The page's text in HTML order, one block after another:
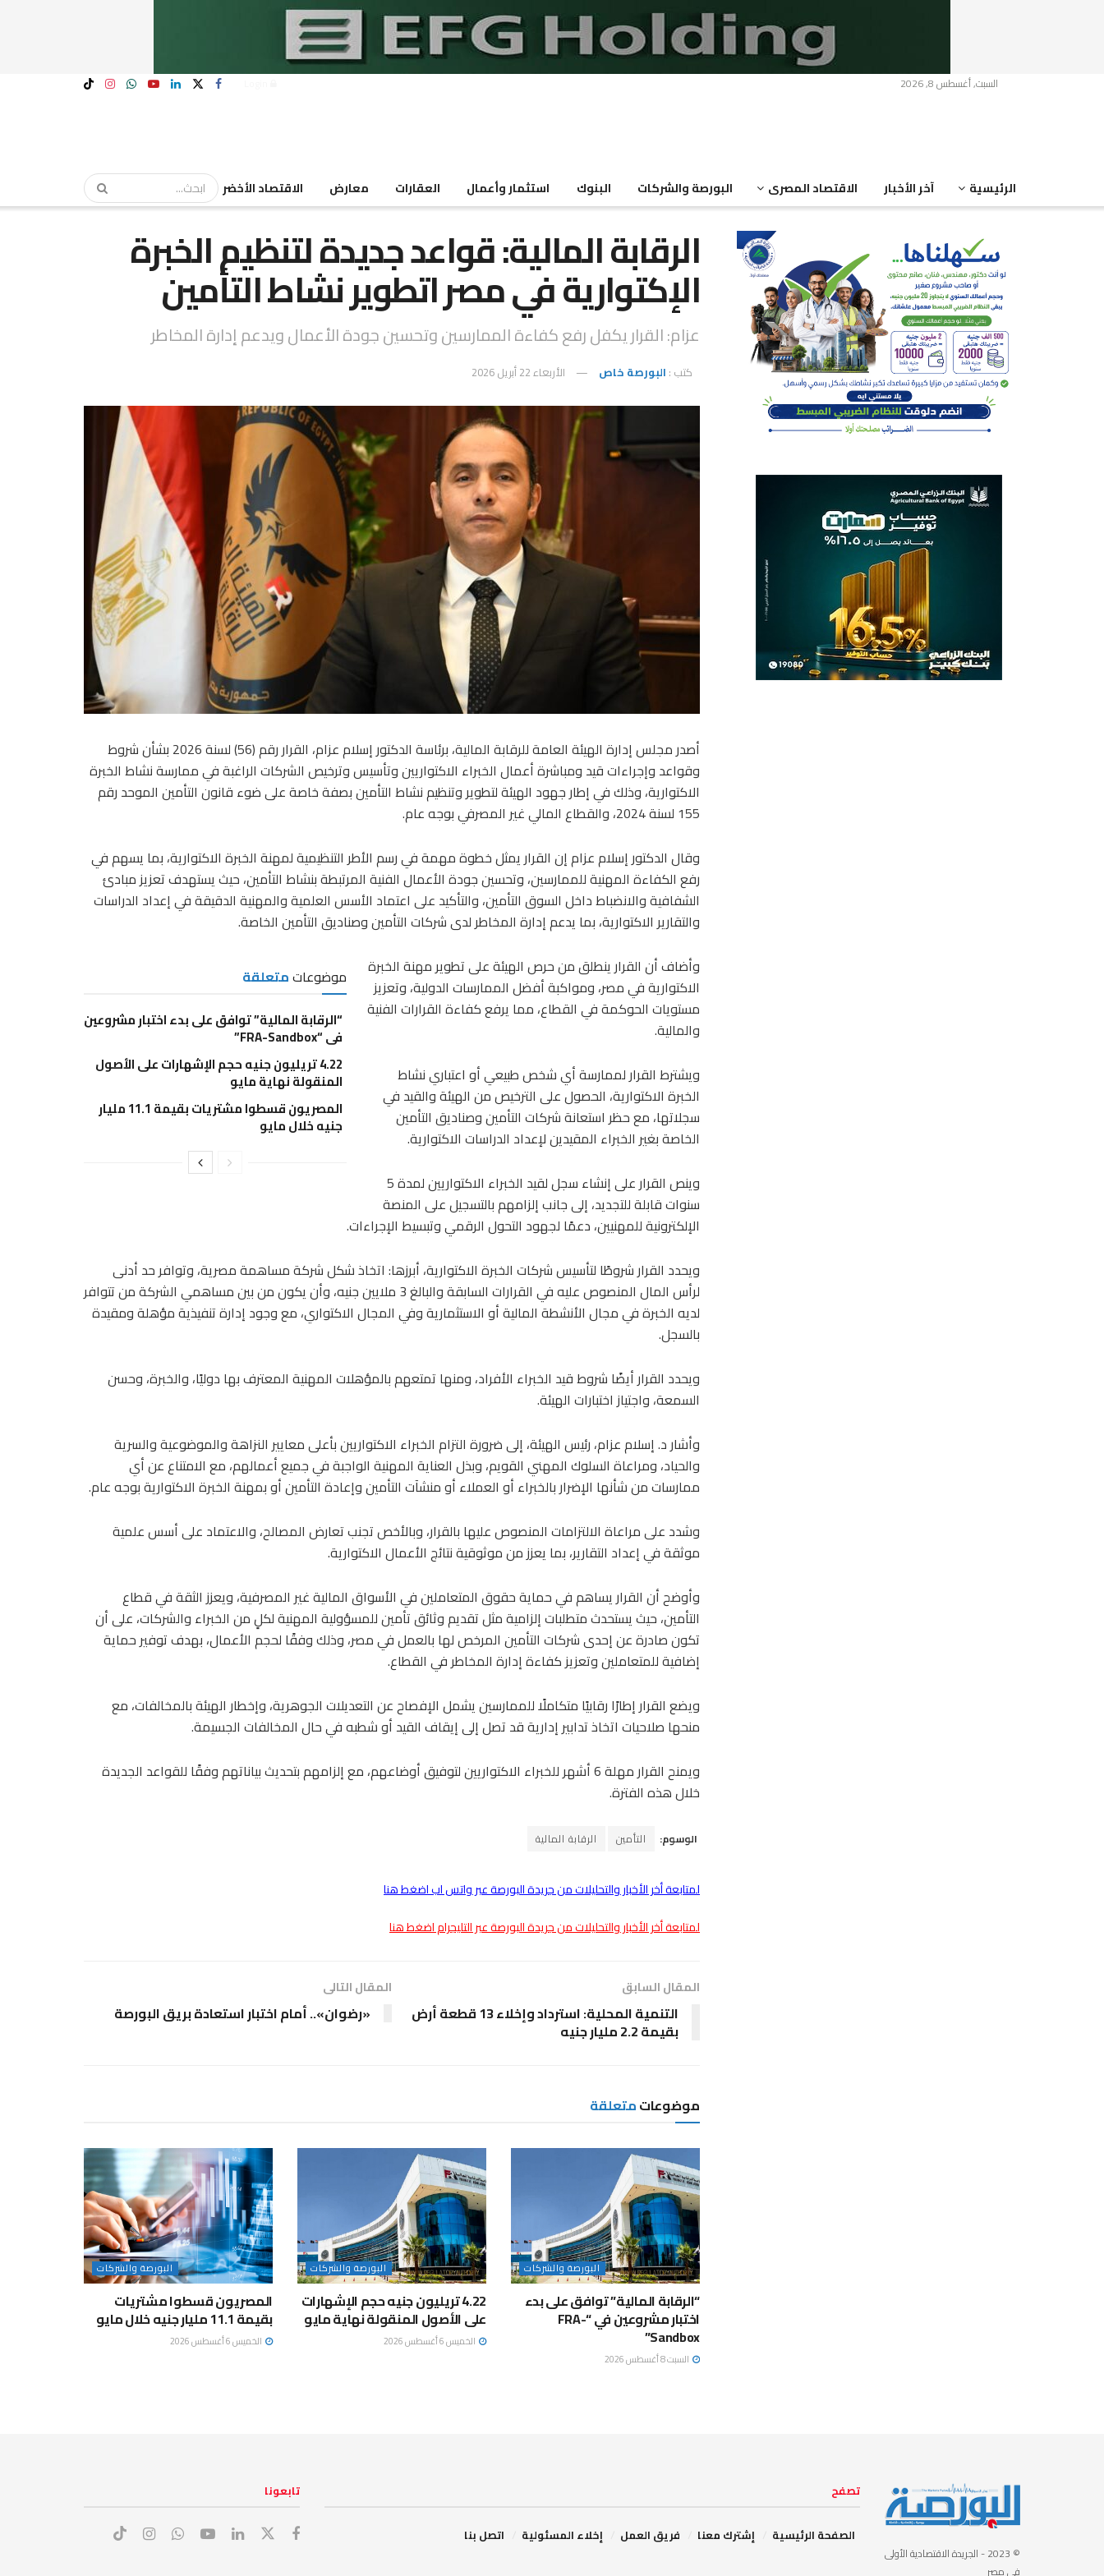
السبت, أغسطس 8, 2026
الرئيسية آخر الأخبار الاقتصاد المصرى البورصة والشركات البنوك استثمار وأعمال العقارات معارض الاقتصاد الأخضر
الرقابة المالية: قواعد جديدة لتنظيم الخبرة
الإكتوارية في مصر اتطوير نشاط التأمين
عزام: القرار يكفل رفع كفاءة الممارسين وتحسين جودة الأعمال ويدعم إدارة المخاطر
كتب : البورصة خاص الأربعاء 22 أبريل 2026
أصدر مجلس إدارة الهيئة العامة للرقابة المالية، برئاسة الدكتور إسلام عزام، القرار رقم (56) لسنة 2026 بشأن شروط
وقواعد وإجراءات قيد ومباشرة أعمال الخبراء الاكتواريين وتأسيس وترخيص الشركات الراغبة في ممارسة نشاط الخبرة
الاكتوارية، وذلك في إطار جهود الهيئة لتطوير وتنظيم نشاط التأمين بصفة خاصة على ضوء قانون التأمين الموحد رقم
155 لسنة 2024، والقطاع المالي غير المصرفي بوجه عام.
وقال الدكتور إسلام عزام إن القرار يمثل خطوة مهمة في رسم الأطر التنظيمية لمهنة الخبرة الاكتوارية، بما يسهم في
رفع الكفاءة المهنية للممارسين، وتحسين جودة الأعمال الفنية المرتبطة بنشاط التأمين، حيث يستهدف تعزيز مبادئ
الشفافية والانضباط داخل السوق التأمين، والتأكيد على اعتماد الأسس العلمية والمهنية الدقيقة في إعداد الدراسات
والتقارير الاكتوارية، بما يدعم إدارة المخاطر لدى شركات التأمين وصناديق التأمين الخاصة.
موضوعاتمتعلقة
“الرقابة المالية” توافق على بدء اختبار مشروعين
في “FRA-Sandbox”
4.22 تريليون جنيه حجم الإشهارات على الأصول
المنقولة نهاية مايو
المصريون قسطوا مشتريات بقيمة 11.1 مليار
جنيه خلال مايو
وأضاف أن القرار ينطلق من حرص الهيئة على تطوير مهنة الخبرة
الاكتوارية في مصر، ومواكبة أفضل الممارسات الدولية، وتعزيز
مستويات الحوكمة في القطاع، مما يرفع كفاءة القرارات الفنية
والمالية.
ويشترط القرار لممارسة أي شخص طبيعي أو اعتباري نشاط
الخبرة الاكتوارية، الحصول على الترخيص من الهيئة والقيد في
سجلاتها، مع حظر استعانة شركات التأمين وصناديق التأمين
الخاصة بغير الخبراء المقيدين لإعداد الدراسات الاكتوارية.
وينص القرار على إنشاء سجل لقيد الخبراء الاكتواريين لمدة 5
سنوات قابلة للتجديد، إلى جانب إلزامهم بالتسجيل على المنصة
الإلكترونية للمهنيين، دعمًا لجهود التحول الرقمي وتبسيط الإجراءات.
ويحدد القرار شروطًا لتأسيس شركات الخبرة الاكتوارية، أبرزها: اتخاذ شكل شركة مساهمة مصرية، وتوافر حد أدنى
لرأس المال المنصوص عليه في القرارات السابقة والبالغ 3 ملايين جنيه، وأن يكون من بين مساهمي الشركة من تتوافر
لديه الخبرة في مجال الأنشطة المالية أو الاستثمارية وفي المجال الاكتواري، مع وجود إدارة تنفيذية مؤهلة ومقيدة
بالسجل.
ويحدد القرار أيضًا شروط قيد الخبراء الأفراد، ومنها تمتعهم بالمؤهلات المهنية المعترف بها دوليًا، والخبرة، وحسن
السمعة، واجتياز اختبارات الهيئة.
وأشار د. إسلام عزام، رئيس الهيئة، إلى ضرورة التزام الخبراء الاكتواريين بأعلى معايير النزاهة والموضوعية والسرية
والحياد، ومراعاة السلوك المهني القويم، وبذل العناية المهنية الواجبة في جميع أعمالهم، مع الامتناع عن أي
ممارسات من شأنها الإضرار بالخبراء أو العملاء أو منشآت التأمين وإعادة التأمين أو بمهنة الخبرة الاكتوارية بوجه عام.
وشدد على مراعاة الالتزامات المنصوص عليها بالقرار، وبالأخص تجنب تعارض المصالح، والاعتماد على أسس علمية
موثقة في إعداد التقارير، بما يعزز من موثوقية نتائج الأعمال الاكتوارية.
وأوضح أن القرار يساهم في حماية حقوق المتعاملين في الأسواق المالية غير المصرفية، ويعزز الثقة في قطاع
التأمين، حيث يستحدث متطلبات إلزامية مثل تقديم وثائق تأمين للمسؤولية المهنية لكلٍ من الخبراء والشركات، على أن
تكون صادرة عن إحدى شركات التأمين المرخص لها بالعمل في مصر، وذلك وفقًا لحجم الأعمال، بهدف توفير حماية
إضافية للمتعاملين وتعزيز كفاءة إدارة المخاطر في القطاع.
ويضع القرار إطارًا رقابيًا متكاملًا للممارسين يشمل الإفصاح عن التعديلات الجوهرية، وإخطار الهيئة بالمخالفات، مع
منحها صلاحيات اتخاذ تدابير إدارية قد تصل إلى إيقاف القيد أو شطبه في حال المخالفات الجسيمة.
ويمنح القرار مهلة 6 أشهر للخبراء الاكتواريين لتوفيق أوضاعهم، مع إلزامهم بتحديث بياناتهم وفقًا للقواعد الجديدة
خلال هذه الفترة.
الوسوم: التأمين الرقابة المالية
لمتابعة أخر الأخبار والتحليلات من جريدة البورصة عبر واتس اب اضغط هنا
لمتابعة أخر الأخبار والتحليلات من جريدة البورصة عبر التليجرام اضغط هنا
المقال السابق
التنمية المحلية: استرداد وإخلاء 13 قطعة أرض
بقيمة 2.2 مليار جنيه
المقال التالى
«رضوان».. أمام اختبار استعادة بريق البورصة
موضوعاتمتعلقة
البورصة والشركات
“الرقابة المالية” توافق على بدء
اختبار مشروعين في “FRA-
Sandbox”
السبت 8 أغسطس 2026
البورصة والشركات
4.22 تريليون جنيه حجم الإشهارات
على الأصول المنقولة نهاية مايو
الخميس 6 أغسطس 2026
البورصة والشركات
المصريون قسطوا مشتريات
بقيمة 11.1 مليار جنيه خلال مايو
الخميس 6 أغسطس 2026
© 2023
- الجريدة الاقتصادية الأولى
في مصر
تصفح
الصفحة الرئيسية إشترك معنا فريق العمل إخلاء المسئولية اتصل بنا
تابعونا